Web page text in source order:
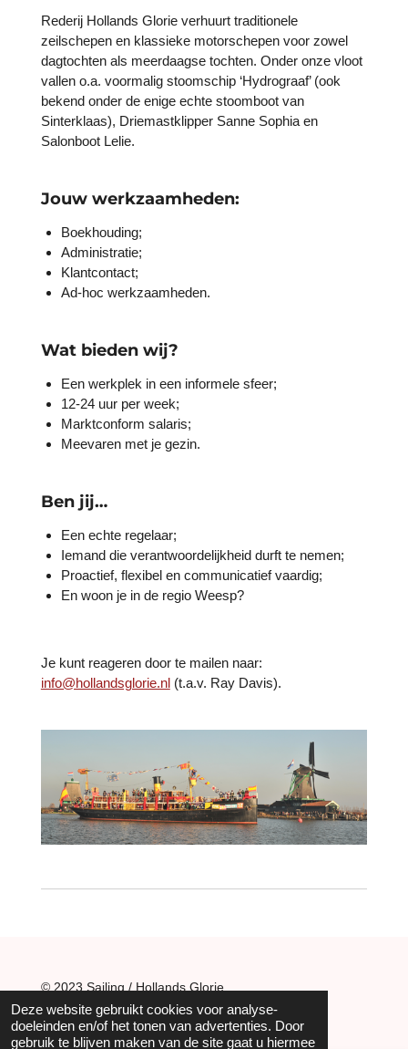
Deze website gebruikt cookies voor analyse-
doeleinden en/of het tonen van advertenties. Door
gebruik te blijven maken van de site gaat u hiermee
Rederij Hollands Glorie verhuurt traditionele
zeilschepen en klassieke motorschepen voor zowel
dagtochten als meerdaagse tochten. Onder onze vloot
vallen o.a. voormalig stoomschip ‘Hydrograaf’ (ook
bekend onder de enige echte stoomboot van
Sinterklaas), Driemastklipper Sanne Sophia en
Salonboot Lelie.
Jouw werkzaamheden:
Boekhouding;
Administratie;
Klantcontact;
Ad-hoc werkzaamheden.
Wat bieden wij?
Een werkplek in een informele sfeer;
12-24 uur per week;
Marktconform salaris;
Meevaren met je gezin.
Ben jij…
Een echte regelaar;
Iemand die verantwoordelijkheid durft te nemen;
Proactief, flexibel en communicatief vaardig;
En woon je in de regio Weesp?
Je kunt reageren door te mailen naar:
info@hollandsglorie.nl(t.a.v. Ray Davis).
© 2023 Sailing / Hollands Glorie